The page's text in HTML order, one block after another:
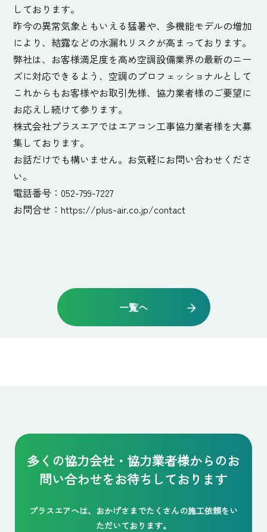
しております。
昨今の異常気象ともいえる猛暑や、多機能モデルの増加
により、結露などの水漏れリスクが高まっております。
弊社は、お客様満足度を高め空調設備業界の最新のニー
ズに対応できるよう、空調のプロフェッショナルとして
これからもお客様やお取引先様、協力業者様のご要望に
お応えし続けて参ります。
株式会社プラスエアではエアコン工事協力業者様を大募
集しております。
お話だけでも構いません。お気軽にお問い合わせくださ
い。
電話番号：052-799-7227
お問合せ：https://plus-air.co.jp/contact
一覧へ
多くの協力会社・協力業者様からのお
問い合わせをお待ちしております
プラスエアへは、おかげさまでたくさんの施工依頼をい
ただいております。